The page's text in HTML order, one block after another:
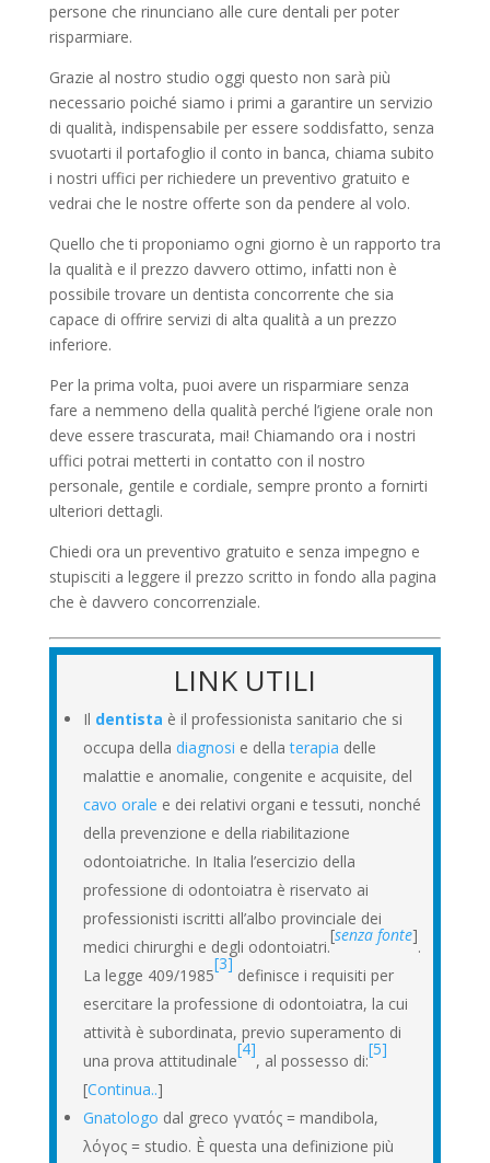
persone che rinunciano alle cure dentali per poter
risparmiare.
Grazie al nostro studio oggi questo non sarà più
necessario poiché siamo i primi a garantire un servizio
di qualità, indispensabile per essere soddisfatto, senza
svuotarti il portafoglio il conto in banca, chiama subito
i nostri uffici per richiedere un preventivo gratuito e
vedrai che le nostre offerte son da pendere al volo.
Quello che ti proponiamo ogni giorno è un rapporto tra
la qualità e il prezzo davvero ottimo, infatti non è
possibile trovare un dentista concorrente che sia
capace di offrire servizi di alta qualità a un prezzo
inferiore.
Per la prima volta, puoi avere un risparmiare senza
fare a nemmeno della qualità perché l’igiene orale non
deve essere trascurata, mai! Chiamando ora i nostri
uffici potrai metterti in contatto con il nostro
personale, gentile e cordiale, sempre pronto a fornirti
ulteriori dettagli.
Chiedi ora un preventivo gratuito e senza impegno e
stupisciti a leggere il prezzo scritto in fondo alla pagina
che è davvero concorrenziale.
LINK UTILI
Il dentista è il professionista sanitario che si
occupa della diagnosi e dellaterapia delle
malattie e anomalie, congenite e acquisite, del
cavo orale e dei relativi organi e tessuti, nonché
della prevenzione e della riabilitazione
odontoiatriche. In Italia l’esercizio della
professione di odontoiatra è riservato ai
professionisti iscritti all’albo provinciale dei
medici chirurghi e degli odontoiatri.
[senza fonte]
.
La legge 409/1985
[3]
definisce i requisiti per
esercitare la professione di odontoiatra, la cui
attività è subordinata, previo superamento di
una prova attitudinale
[4]
, al possesso di:
[5]
[Continua..]
Gnatologo dal greco γνατός = mandibola,
λόγος = studio. È questa una definizione più